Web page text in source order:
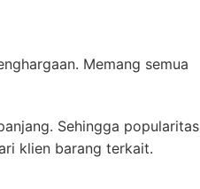
Memang semua
Sehingga popularitas
klien barang terkait.